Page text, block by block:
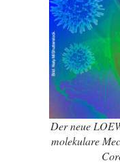
Der neue
molekulare